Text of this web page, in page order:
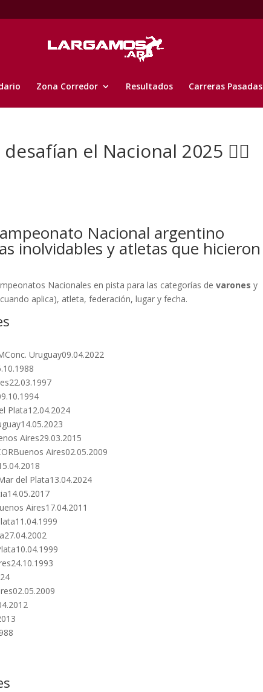
Zona Corredor Resultados Carreras Pasadas
el Nacional 2025 🏃‍♂️
Nacional argentino
inolvidables y atletas que hicieron
Nacionales en pista para las categorías devarones y
aplica), atleta, federación, lugar y fecha.
Uruguay09.04.2022
Plata12.04.2024
Aires29.03.2015
Aires02.05.2009
del Plata13.04.2024
Aires17.04.2011